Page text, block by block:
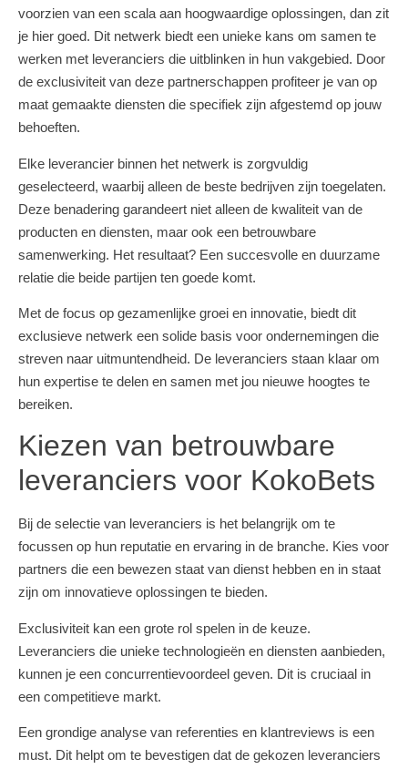
voorzien van een scala aan hoogwaardige oplossingen, dan zit
je hier goed. Dit netwerk biedt een unieke kans om samen te
werken met leveranciers die uitblinken in hun vakgebied. Door
de exclusiviteit van deze partnerschappen profiteer je van op
maat gemaakte diensten die specifiek zijn afgestemd op jouw
behoeften.
Elke leverancier binnen het netwerk is zorgvuldig
geselecteerd, waarbij alleen de beste bedrijven zijn toegelaten.
Deze benadering garandeert niet alleen de kwaliteit van de
producten en diensten, maar ook een betrouwbare
samenwerking. Het resultaat? Een succesvolle en duurzame
relatie die beide partijen ten goede komt.
Met de focus op gezamenlijke groei en innovatie, biedt dit
exclusieve netwerk een solide basis voor ondernemingen die
streven naar uitmuntendheid. De leveranciers staan klaar om
hun expertise te delen en samen met jou nieuwe hoogtes te
bereiken.
Kiezen van betrouwbare
leveranciers voor KokoBets
Bij de selectie van leveranciers is het belangrijk om te
focussen op hun reputatie en ervaring in de branche. Kies voor
partners die een bewezen staat van dienst hebben en in staat
zijn om innovatieve oplossingen te bieden.
Exclusiviteit kan een grote rol spelen in de keuze.
Leveranciers die unieke technologieën en diensten aanbieden,
kunnen je een concurrentievoordeel geven. Dit is cruciaal in
een competitieve markt.
Een grondige analyse van referenties en klantreviews is een
must. Dit helpt om te bevestigen dat de gekozen leveranciers